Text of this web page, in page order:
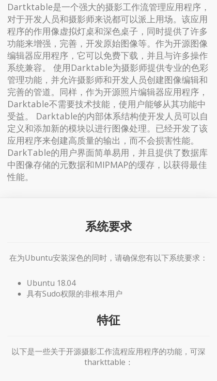
Dartktable是一个强大的摄影工作流管理应用程序，
对于开发人员和摄影师来说都可以派上用场。该应用
程序的作用像虚拟灯桌和深色桌子，同时提供了许多
功能来增强，完善，开发原始图像等。作为开源图像
编辑器应用程序，它可以免费下载，并且与许多操作
系统兼容。 使用Darktable为摄影师提供专业的色彩
管理功能，并允许摄影师和开发人员创建图像编辑和
完善的管道。同样，作为开源照片编辑器应用程序，
Darktable不需要技术技能，使用户能够从其功能中
受益。 Darktable的内部体系结构使开发人员可以自
定义和添加新的模块以进行图像处理。已经开发了该
应用程序来创建高质量的输出，而不会损害性能。
DarkTable的用户界面简单易用，并且提供了数据库
中图像存储的元数据和MIPMAP的缓存，以获得最佳
性能。
系统要求
在为Ubuntu安装深色的同时，请确保您有以下系统要求：
Ubuntu 18.04
具有Sudo权限的非根本用户
特征
以下是一些关于开源摄影工作流程应用程序的功能，可深
tharkttable：